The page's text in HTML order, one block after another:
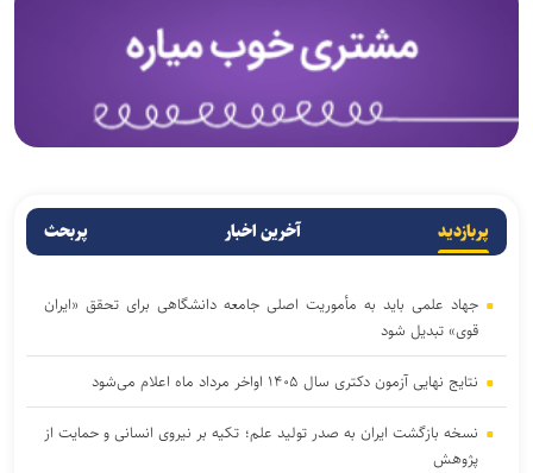
پربازدید آخرین اخبار پربحث
جهاد علمی باید به مأموریت اصلی جامعه دانشگاهی برای تحقق «ایران
قوی» تبدیل شود
نتایج نهایی آزمون دکتری سال ۱۴۰۵ اواخر مرداد ماه اعلام می‌شود
نسخه بازگشت ایران به صدر تولید علم؛ تکیه بر نیروی انسانی و حمایت از
پژوهش